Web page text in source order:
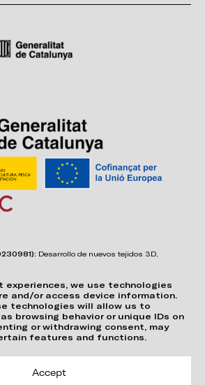
experiences, we use technologies
and/or access device information.
technologies will allow us to
browsing behavior or unique IDs on
or withdrawing consent, may
features and functions.
Accept
Desarrollo de nuevos tejidos 3D,